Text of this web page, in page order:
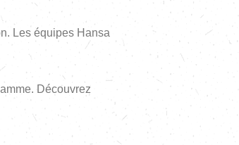
Les équipes Hansa
Découvrez